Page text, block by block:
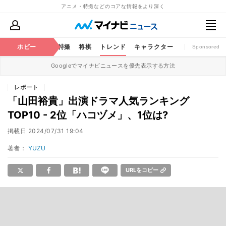
アニメ・特撮などのコアな情報をより深く
ホビー
おもちゃ 特撮 将棋 トレンド キャラクター Sponsored
Googleでマイナビニュースを優先表示する方法
レポート
「山田裕貴」出演ドラマ人気ランキング
TOP10 - 2位「ハコヅメ」、1位は?
掲載日 2024/07/31 19:04
著者： YUZU
URLをコピー